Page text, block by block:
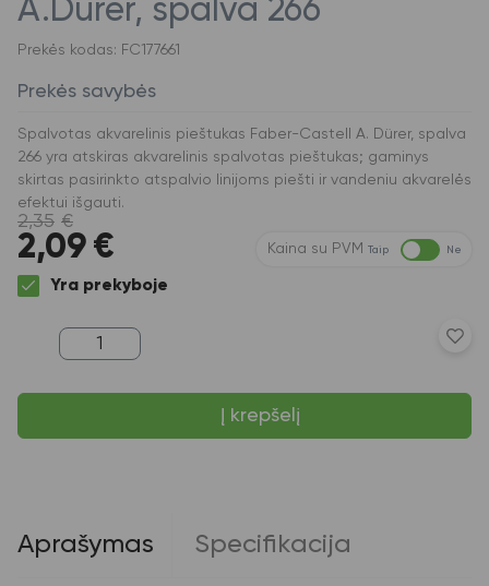
A.Dürer, spalva 266
Prekės kodas: FC177661
Prekės savybės
Spalvotas akvarelinis pieštukas Faber-Castell A. Dürer, spalva
266 yra atskiras akvarelinis spalvotas pieštukas; gaminys
skirtas pasirinkto atspalvio linijoms piešti ir vandeniu akvarelės
efektui išgauti.
2,35 €
2,09 € Kaina su PVM Taip Ne
Yra prekyboje
produkto
kiekis:
akvarelinis
Faber-
Į krepšelį
Aprašymas Specifikacija